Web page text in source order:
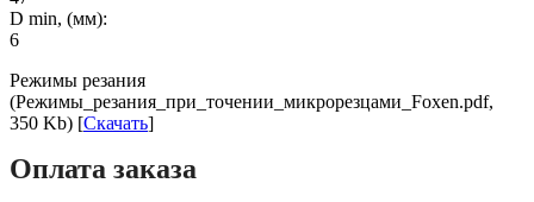
D min, (мм):
6
Режимы резания
(Режимы_резания_при_точении_микрорезцами_Foxen.pdf,
350 Kb) [Скачать]
Оплата заказа